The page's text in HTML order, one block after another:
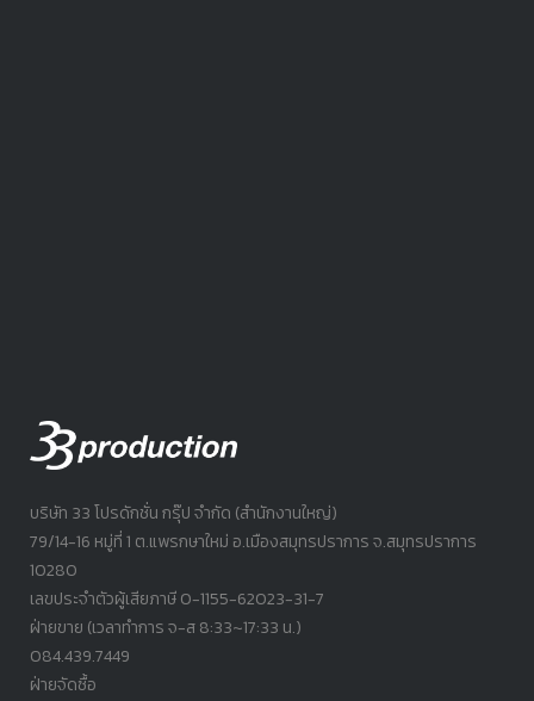
บริษัท 33 โปรดักชั่น กรุ๊ป จำกัด (สำนักงานใหญ่)
79/14-16 หมู่ที่ 1 ต.แพรกษาใหม่ อ.เมืองสมุทรปราการ จ.สมุทรปราการ
10280
เลขประจำตัวผู้เสียภาษี 0-1155-62023-31-7
ฝ่ายขาย (เวลาทำการ จ-ส 8:33~17:33 น.)
084.439.7449
ฝ่ายจัดซื้อ